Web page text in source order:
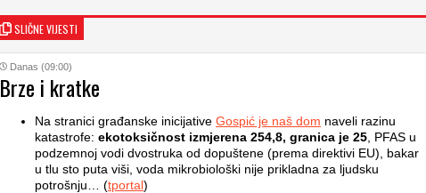
SLIČNE VIJESTI
Danas (09:00)
Brze i kratke
Na stranici građanske inicijative Gospić je naš dom naveli razinu
katastrofe: ekotoksičnost izmjerena 254,8, granica je 25 , PFAS u
podzemnoj vodi dvostruka od dopuštene (prema direktivi EU), bakar
u tlu sto puta viši, voda mikrobiološki nije prikladna za ljudsku
potrošnju… (tportal)